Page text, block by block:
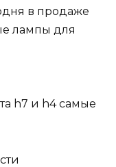
в продаже
лампы для